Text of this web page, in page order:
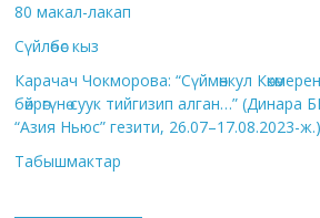
80 макал-лакап
Сүйлөбөс кыз
Карачач Чокморова: “Сүймөнкул Көкөмерен
бөйрөгүнө суук тийгизип алган…”
“Азия Ньюс” гезити, 26.07–17.08.2023-ж.)
Табышмактар